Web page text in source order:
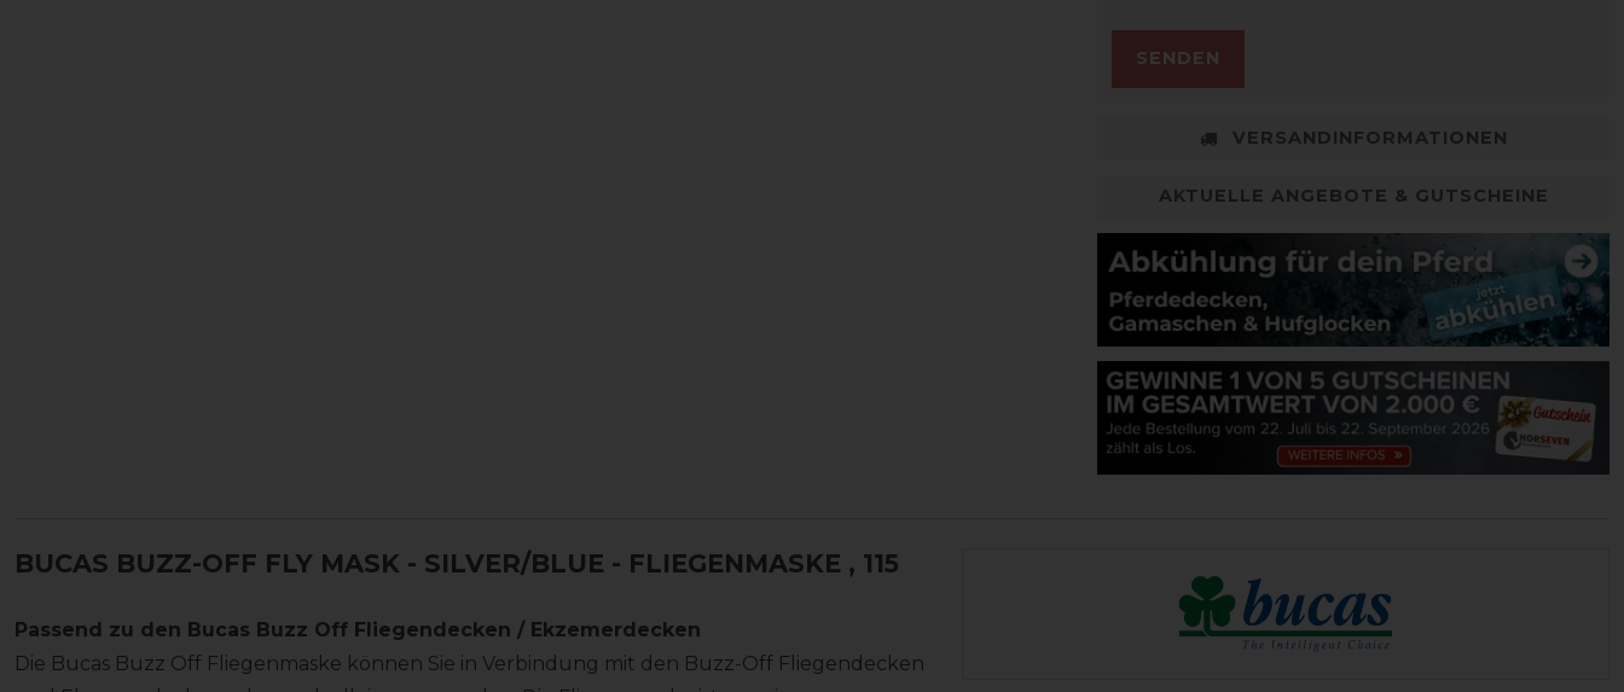
SENDEN
VERSANDINFORMATIONEN
AKTUELLE ANGEBOTE & GUTSCHEINE
BUCAS BUZZ-OFF FLY MASK - SILVER/BLUE - FLIEGENMASKE , 115
Passend zu den Bucas Buzz Off Fliegendecken / Ekzemerdecken
Die Bucas Buzz Off Fliegenmaske können Sie in Verbindung mit den Buzz-Off Fliegendecken